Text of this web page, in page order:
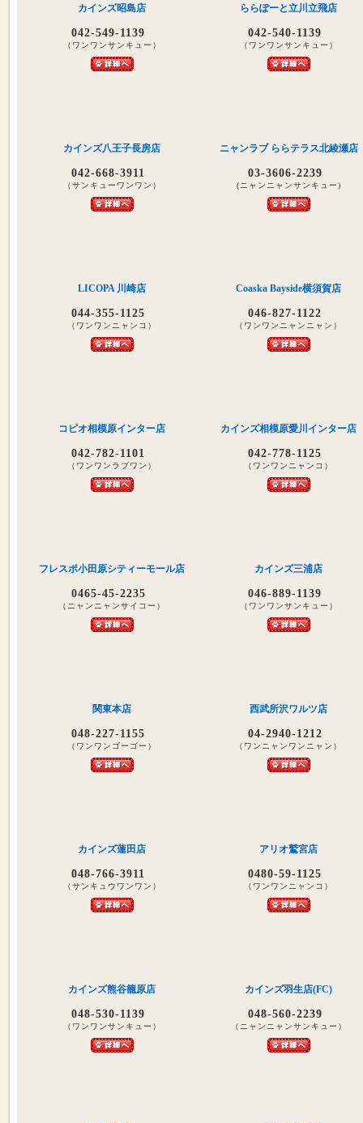
カインズ昭島店
042-549-1139
（ワンワンサンキュー）
ららぽーと立川立飛店
042-540-1139
（ワンワンサンキュー）
カインズ八王子長房店
042-668-3911
（サンキューワンワン）
ニャンラブ ららテラス北綾瀬店
03-3606-2239
(ニャンニャンサンキュー)
LICOPA 川崎店
044-355-1125
（ワンワンニャンコ）
Coaska Bayside横須賀店
046-827-1122
（ワンワンニャンニャン）
コピオ相模原インター店
042-782-1101
（ワンワンラブワン）
カインズ相模原愛川インター店
042-778-1125
（ワンワンニャンコ）
フレスポ小田原シティーモール店
0465-45-2235
（ニャンニャンサイコー）
カインズ三浦店
046-889-1139
（ワンワンサンキュー）
関東本店
048-227-1155
（ワンワンゴーゴー）
西武所沢ワルツ店
04-2940-1212
（ワンニャンワンニャン）
カインズ蓮田店
048-766-3911
（サンキュウワンワン）
アリオ鷲宮店
0480-59-1125
（ワンワンニャンコ）
カインズ熊谷籠原店
048-530-1139
（ワンワンサンキュー）
カインズ羽生店(FC)
048-560-2239
（ニャンニャンサンキュー）